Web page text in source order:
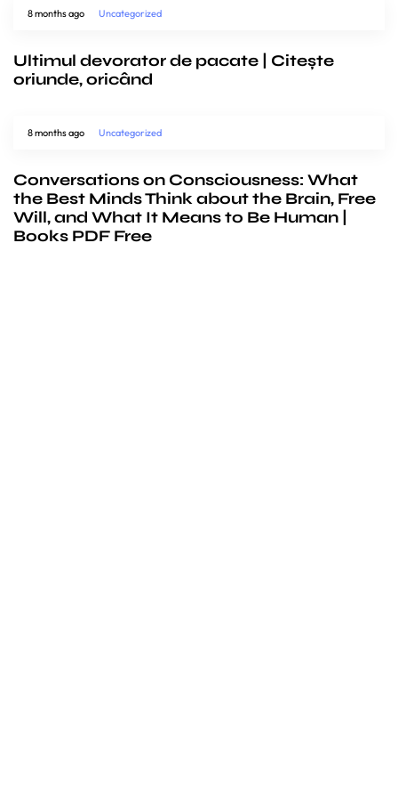
8 months ago Uncategorized
Ultimul devorator de pacate | Citește
oriunde, oricând
8 months ago Uncategorized
Conversations on Consciousness: What
the Best Minds Think about the Brain, Free
Will, and What It Means to Be Human |
Books PDF Free